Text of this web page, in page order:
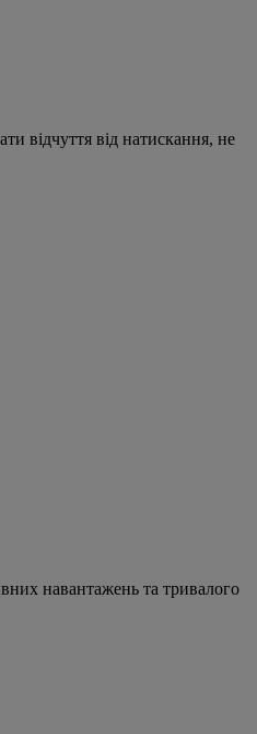
відчуття від натискання, не
навантажень та тривалого